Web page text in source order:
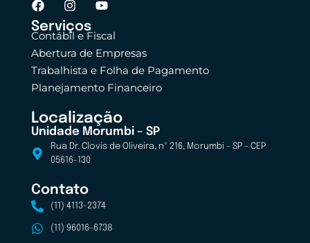
Serviços
Contábil e Fiscal
Abertura de Empresas
Trabalhista e Folha de Pagamento
Planejamento Financeiro
Localização
Unidade Morumbi – SP
Rua Dr. Clovis de Oliveira, nº 216, Morumbi - SP - CEP
05616-130
Contato
(11) 4113-2374
(11) 96016-6738